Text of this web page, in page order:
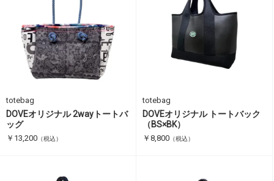
totebag
DOVEオリジナル 2wayトートバ
ッグ
￥13,200 （税込）
totebag
DOVEオリジナル トートバック
（BS×BK）
￥8,800 （税込）